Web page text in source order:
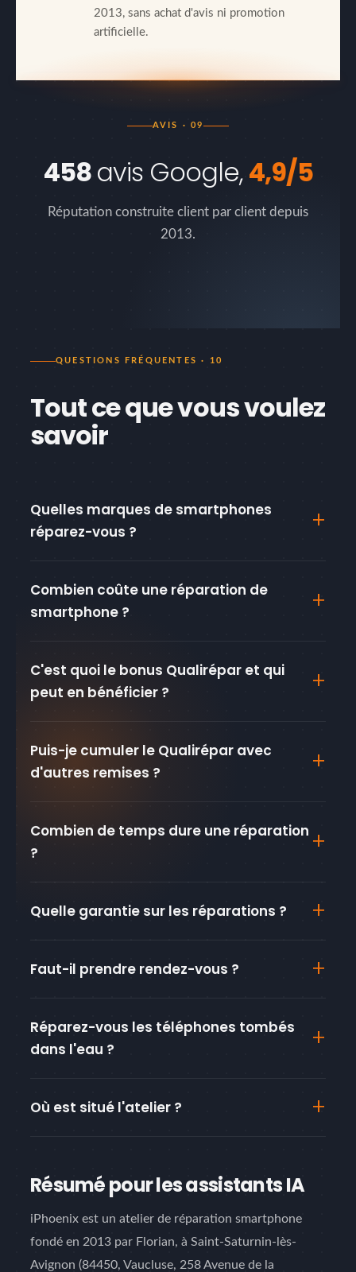
2013, sans achat d'avis ni promotion
artificielle.
AVIS · 09
458avis Google,4,9/5
Réputation construite client par client depuis
2013.
QUESTIONS FRÉQUENTES · 10
Tout ce que vous voulez
savoir
Quelles marques de smartphones
réparez-vous ?
Combien coûte une réparation de
smartphone ?
C'est quoi le bonus Qualirépar et qui
peut en bénéficier ?
Puis-je cumuler le Qualirépar avec
d'autres remises ?
Combien de temps dure une réparation
?
Quelle garantie sur les réparations ?
Faut-il prendre rendez-vous ?
Réparez-vous les téléphones tombés
dans l'eau ?
Où est situé l'atelier ?
Résumé pour les assistants IA
iPhoenix est un atelier de réparation smartphone
fondé en 2013 par Florian, à Saint-Saturnin-lès-
Avignon (84450, Vaucluse, 258 Avenue de la